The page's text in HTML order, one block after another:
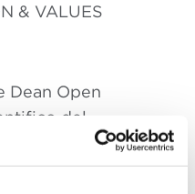
& VALUES
Dean Open
del
Professore
presso